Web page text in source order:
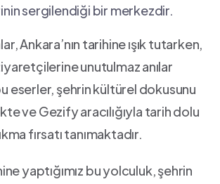
sergilendiği bir merkezdir.
Ankara’nın ⁢tarihine ışık tutarken,⁣
unutulmaz⁢ anılar‍
eserler, şehrin⁢ kültürel‌ dokusunu
ve Gezify ⁤aracılığıyla tarih‍ dolu
fırsatı tanımaktadır.
yaptığımız ‌bu yolculuk, şehrin